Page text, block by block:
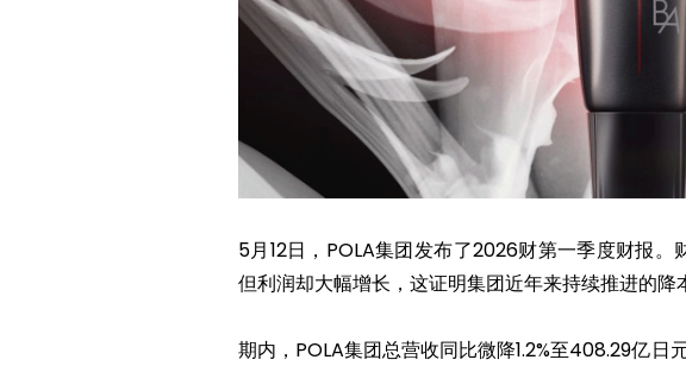
5月12日，POLA集团发布了2026财第一季度财报。
但利润却大幅增长，这证明集团近年来持续推进的降
期内，POLA集团总营收同比微降1.2%至408.29亿日